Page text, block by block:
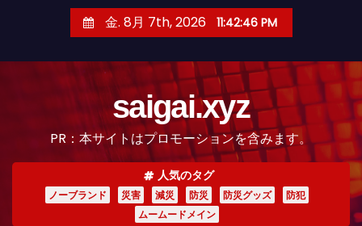
金. 8月 7th, 2026 11:42:48 PM
saigai.xyz
PR：本サイトはプロモーションを含みます。
人気のタグ
ノーブランド 災害 減災 防災 防災グッズ
防犯
ムームードメイン